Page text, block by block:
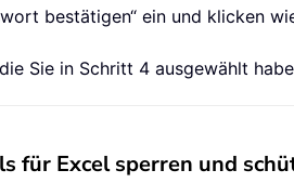
bestätigen“ ein und klicken
Sie in Schritt 4 ausgewählt
für Excel sperren und